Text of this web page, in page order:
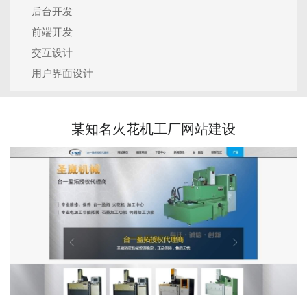
后台开发
前端开发
交互设计
用户界面设计
某知名火花机工厂网站建设